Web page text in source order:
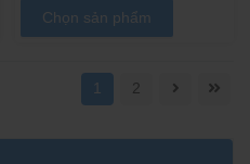
Chọn sản phẩm
1 2